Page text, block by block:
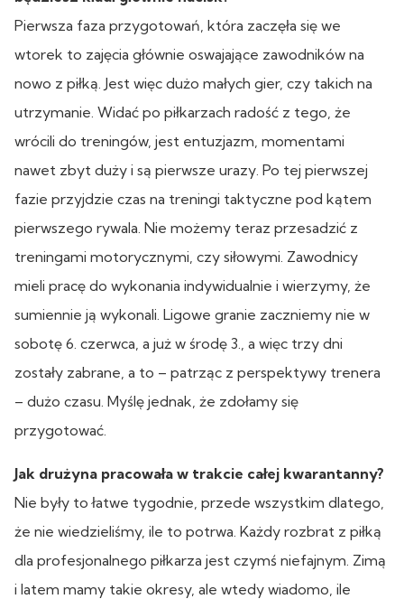
Pierwsza faza przygotowań, która zaczęła się we
wtorek to zajęcia głównie oswajające zawodników na
nowo z piłką. Jest więc dużo małych gier, czy takich na
utrzymanie. Widać po piłkarzach radość z tego, że
wrócili do treningów, jest entuzjazm, momentami
nawet zbyt duży i są pierwsze urazy. Po tej pierwszej
fazie przyjdzie czas na treningi taktyczne pod kątem
pierwszego rywala. Nie możemy teraz przesadzić z
treningami motorycznymi, czy siłowymi. Zawodnicy
mieli pracę do wykonania indywidualnie i wierzymy, że
sumiennie ją wykonali. Ligowe granie zaczniemy nie w
sobotę 6. czerwca, a już w środę 3., a więc trzy dni
zostały zabrane, a to – patrząc z perspektywy trenera
– dużo czasu. Myślę jednak, że zdołamy się
przygotować.
Jak drużyna pracowała w trakcie całej kwarantanny?
Nie były to łatwe tygodnie, przede wszystkim dlatego,
że nie wiedzieliśmy, ile to potrwa. Każdy rozbrat z piłką
dla profesjonalnego piłkarza jest czymś niefajnym. Zimą
i latem mamy takie okresy, ale wtedy wiadomo, ile